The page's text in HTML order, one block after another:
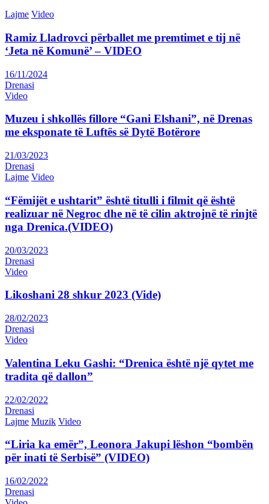
Lajme Video
Ramiz Lladrovci përballet me premtimet e tij në
‘Jeta në Komunë’ – VIDEO
16/11/2024
Drenasi
Video
Muzeu i shkollës fillore “Gani Elshani”, në Drenas
me eksponate të Luftës së Dytë Botërore
21/03/2023
Drenasi
Lajme Video
“Fëmijët e ushtarit” është titulli i filmit që është
realizuar në Negroc dhe në të cilin aktrojnë të rinjtë
nga Drenica.(VIDEO)
20/03/2023
Drenasi
Video
Likoshani 28 shkur 2023 (Vide)
28/02/2023
Drenasi
Video
Valentina Leku Gashi: “Drenica është një qytet me
tradita që dallon”
22/02/2022
Drenasi
Lajme Muzik Video
“Liria ka emër”, Leonora Jakupi lëshon “bombën
për inati të Serbisë” (VIDEO)
16/02/2022
Drenasi